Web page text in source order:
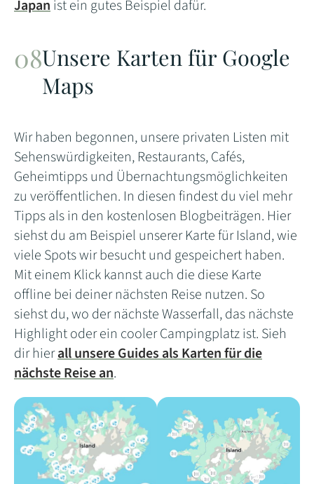
Japanist ein gutes Beispiel dafür.
Unsere Karten für Google
Maps
Wir haben begonnen, unsere privaten Listen mit
Sehenswürdigkeiten, Restaurants, Cafés,
Geheimtipps und Übernachtungsmöglichkeiten
zu veröffentlichen. In diesen findest du viel mehr
Tipps als in den kostenlosen Blogbeiträgen. Hier
siehst du am Beispiel unserer Karte für Island, wie
viele Spots wir besucht und gespeichert haben.
Mit einem Klick kannst auch die diese Karte
offline bei deiner nächsten Reise nutzen. So
siehst du, wo der nächste Wasserfall, das nächste
Highlight oder ein cooler Campingplatz ist. Sieh
dir hierall unsere Guides als Karten für die
nächste Reise an.